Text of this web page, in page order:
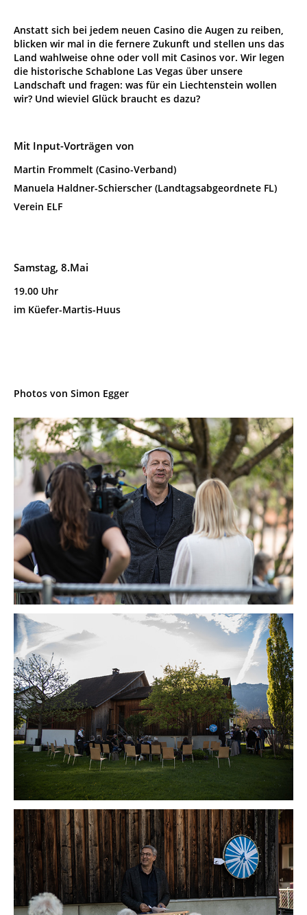
Anstatt sich bei jedem neuen Casino die Augen zu reiben,
blicken wir mal in die fernere Zukunft und stellen uns das
Land wahlweise ohne oder voll mit Casinos vor. Wir legen
die historische Schablone Las Vegas über unsere
Landschaft und fragen: was für ein Liechtenstein wollen
wir? Und wieviel Glück braucht es dazu?
Mit Input-Vorträgen von
Martin Frommelt (Casino-Verband)
Manuela Haldner-Schierscher (Landtagsabgeordnete FL)
Verein ELF
Samstag, 8.Mai
19.00 Uhr
im Küefer-Martis-Huus
Photos von Simon Egger